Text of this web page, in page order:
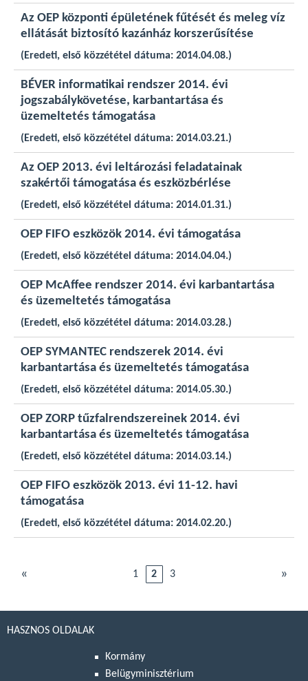
Az OEP központi épületének fűtését és meleg víz
ellátását biztosító kazánház korszerűsítése
(Eredeti, első közzététel dátuma: 2014.04.08.)
BÉVER informatikai rendszer 2014. évi
jogszabálykövetése, karbantartása és
üzemeltetés támogatása
(Eredeti, első közzététel dátuma: 2014.03.21.)
Az OEP 2013. évi leltározási feladatainak
szakértői támogatása és eszközbérlése
(Eredeti, első közzététel dátuma: 2014.01.31.)
OEP FIFO eszközök 2014. évi támogatása
(Eredeti, első közzététel dátuma: 2014.04.04.)
OEP McAffee rendszer 2014. évi karbantartása
és üzemeltetés támogatása
(Eredeti, első közzététel dátuma: 2014.03.28.)
OEP SYMANTEC rendszerek 2014. évi
karbantartása és üzemeltetés támogatása
(Eredeti, első közzététel dátuma: 2014.05.30.)
OEP ZORP tűzfalrendszereinek 2014. évi
karbantartása és üzemeltetés támogatása
(Eredeti, első közzététel dátuma: 2014.03.14.)
OEP FIFO eszközök 2013. évi 11-12. havi
támogatása
(Eredeti, első közzététel dátuma: 2014.02.20.)
« 1 2 3 »
HASZNOS OLDALAK
Kormány
Belügyminisztérium